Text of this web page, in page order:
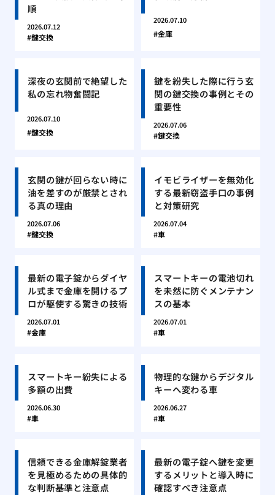
順
2026.07.12
鍵交換
2026.07.10
金庫
深夜の玄関前で絶望した
私の忘れ物奮闘記
2026.07.10
鍵交換
鍵を紛失した際に行う玄
関の鍵交換の事例とその
重要性
2026.07.06
鍵交換
玄関の鍵が回らない時に
油を差すのが厳禁とされ
る真の理由
2026.07.06
鍵交換
イモビライザーを無効化
する最新窃盗手口の事例
と対策研究
2026.07.04
車
最新の電子錠からダイヤ
ル式まで金庫を開けるプ
ロが駆使する驚きの技術
2026.07.01
金庫
スマートキーの電池切れ
を未然に防ぐメンテナン
スの基本
2026.07.01
車
スマートキー紛失による
多額の出費
2026.06.30
車
物理的な鍵からデジタル
キーへ変わる車
2026.06.27
車
信頼できる金庫解錠業者
を見極めるための具体的
な判断基準と注意点
最新の電子錠へ鍵を変更
するメリットと導入時に
確認すべき注意点